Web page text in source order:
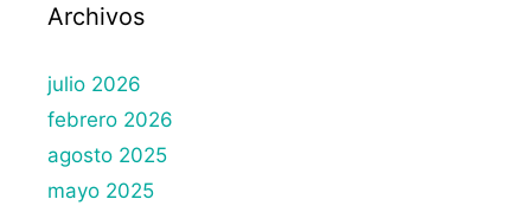
Archivos
julio 2026
febrero 2026
agosto 2025
mayo 2025